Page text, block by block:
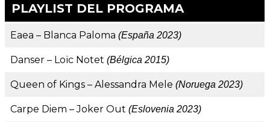
PLAYLIST DEL PROGRAMA
Eaea – Blanca Paloma (España 2023)
Danser – Loïc Notet (Bélgica 2015)
Queen of Kings – Alessandra Mele (Noruega 2023)
Carpe Diem – Joker Out (Eslovenia 2023)